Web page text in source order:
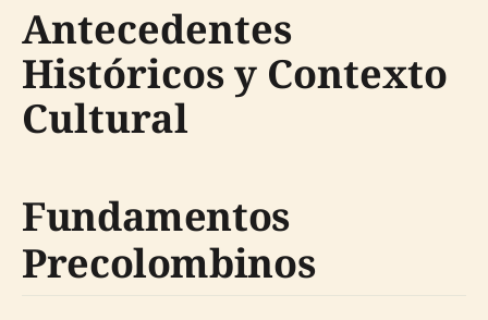
Antecedentes
Históricos y Contexto
Cultural
Fundamentos
Precolombinos